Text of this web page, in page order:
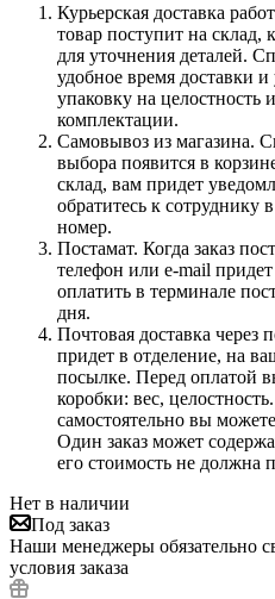
Курьерская доставка
товар поступит на склад,
для уточнения деталей.
удобное время доставки
упаковку на целостность
комплектации.
Самовывоз из магазина.
выбора появится в
склад, вам придет
обратитесь к сотруднику
номер.
Постамат. Когда заказ
телефон или e-mail
оплатить в терминале
дня.
Почтовая доставка через
придет в отделение, на
посылке. Перед оплатой
коробки: вес,
самостоятельно вы
Один заказ может
его стоимость не должна
Нет в наличии
Под заказ
Наши менеджеры обязательно
условия заказа